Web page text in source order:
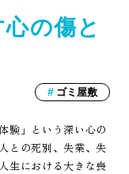
の傷と
ゴミ屋敷
験」という深い心の
との死別、失業、失
生における大きな喪